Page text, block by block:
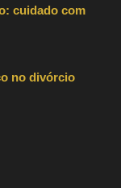
cuidado com
no divórcio